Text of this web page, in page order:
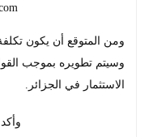
ومن المتوقع أن يكون
وسيتم تطويره بموجب
الاستثمار في الجزائر.